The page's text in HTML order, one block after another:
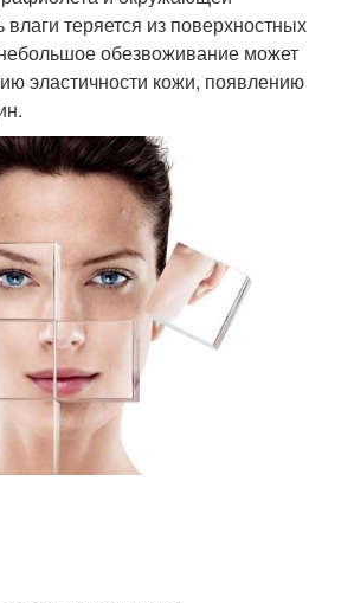
теряется из поверхностных
обезвоживание может
эластичности кожи, появлению